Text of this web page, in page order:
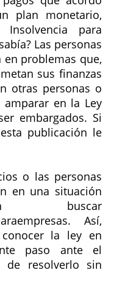
plan monetario,
para
Las personas
problemas que,
sus finanzas
otras personas o
amparar en la Ley
embargados. Si
publicación le
o las personas
en una situación
buscar
Así,
la ley en
paso ante el
de resolverlo sin